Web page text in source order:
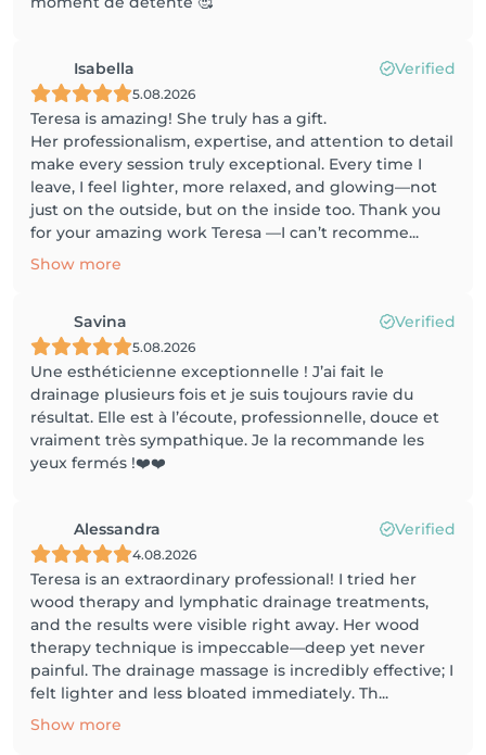
Isabella Verified
5.08.2026
Teresa is amazing! She truly has a gift.
Her professionalism, expertise, and attention to detail
make every session truly exceptional. Every time I
leave, I feel lighter, more relaxed, and glowing—not
just on the outside, but on the inside too. Thank you
for your amazing work Teresa —I can’t recomme...
Show more
Savina Verified
5.08.2026
Une esthéticienne exceptionnelle ! J’ai fait le
drainage plusieurs fois et je suis toujours ravie du
résultat. Elle est à l’écoute, professionnelle, douce et
vraiment très sympathique. Je la recommande les
yeux fermés !❤️❤️
Alessandra Verified
4.08.2026
Teresa is an extraordinary professional! I tried her
wood therapy and lymphatic drainage treatments,
and the results were visible right away. Her wood
therapy technique is impeccable—deep yet never
painful. The drainage massage is incredibly effective; I
felt lighter and less bloated immediately. Th...
Show more